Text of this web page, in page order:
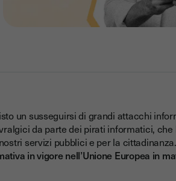
un susseguirsi di grandi attacchi
da parte dei pirati informatici,
servizi pubblici e per la
in vigore nell’Unione Europea in